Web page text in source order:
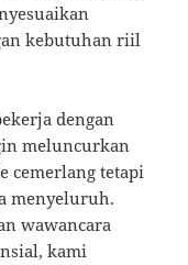
kebutuhan riil
dengan
meluncurkan
cemerlang tetapi
menyeluruh.
wawancara
kami